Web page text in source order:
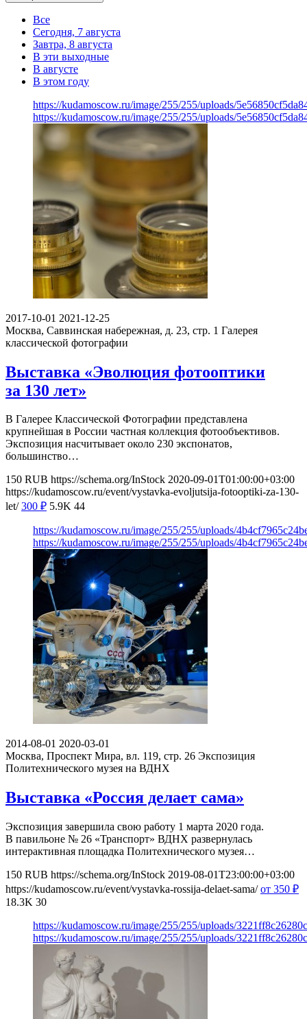
Все
Сегодня, 7 августа
Завтра, 8 августа
В эти выходные
В августе
В этом году
https://kudamoscow.ru/image/255/255/uploads/
https://kudamoscow.ru/image/255/255/uploads/
2017-10-01 2021-12-25
Москва, Саввинская набережная, д. 23, стр. 1 Галерея
классической фотографии
Выставка «Эволюция фотооптики
за 130 лет»
В Галерее Классической Фотографии представлена
крупнейшая в России частная коллекция фотообъективов.
Экспозиция насчитывает около 230 экспонатов,
большинство…
150 RUB https://schema.org/InStock 2020-09-01T01:00:00+03:00
https://kudamoscow.ru/event/vystavka-evoljutsija-fotooptiki-za-130-
let/ 300 ₽ 5.9K 44
https://kudamoscow.ru/image/255/255/uploads/
https://kudamoscow.ru/image/255/255/uploads/
2014-08-01 2020-03-01
Москва, Проспект Мира, вл. 119, стр. 26 Экспозиция
Политехнического музея на ВДНХ
Выставка «Россия делает сама»
Экспозиция завершила свою работу 1 марта 2020 года.
В павильоне № 26 «Транспорт» ВДНХ развернулась
интерактивная площадка Политехнического музея…
150 RUB https://schema.org/InStock 2019-08-01T23:00:00+03:00
https://kudamoscow.ru/event/vystavka-rossija-delaet-sama/ от 350 ₽
18.3K 30
https://kudamoscow.ru/image/255/255/uploads/
https://kudamoscow.ru/image/255/255/uploads/